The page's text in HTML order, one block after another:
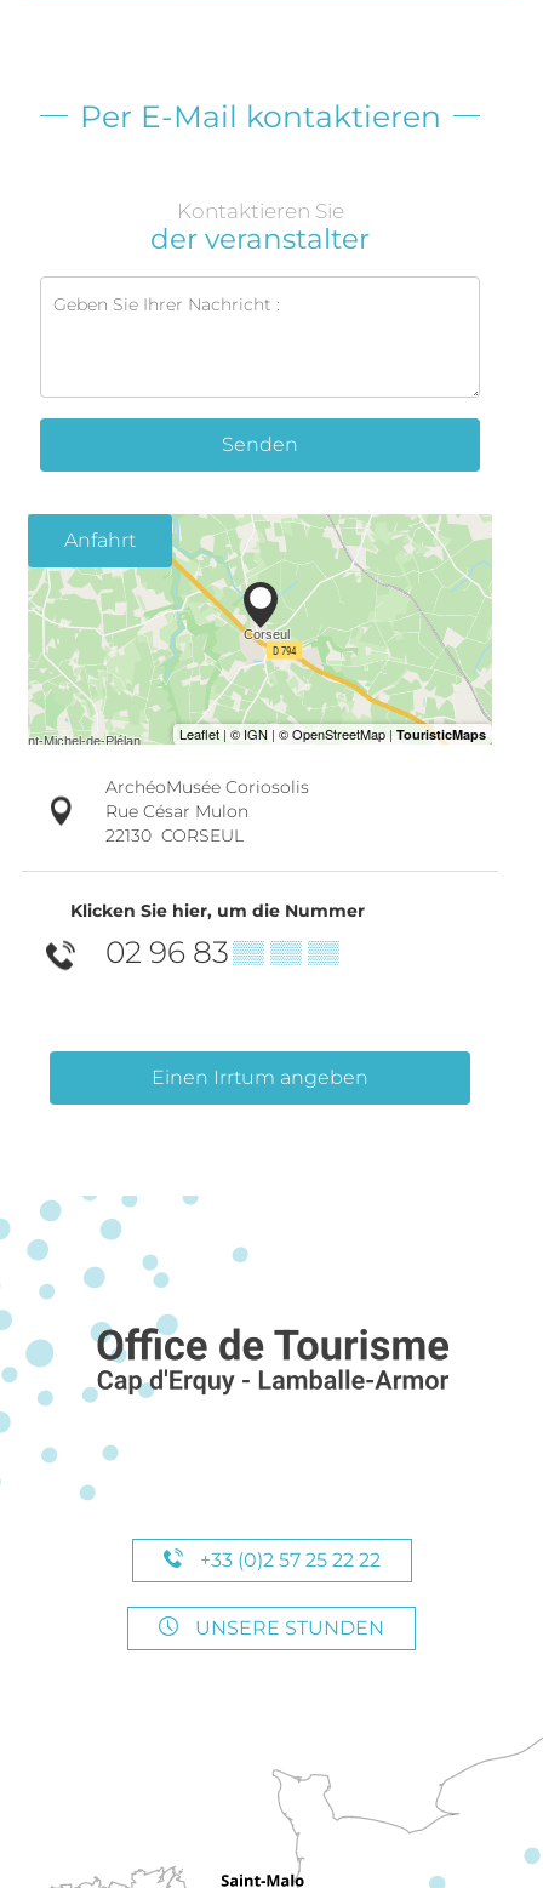
Per E-Mail kontaktieren
Kontaktieren Sie
der veranstalter
Senden
Anfahrt
ArchéoMusée Coriosolis
Rue César Mulon
22130 CORSEUL
Klicken Sie hier, um die Nummer
02 96 83▒▒ ▒▒ ▒▒
Einen Irrtum angeben
+33 (0)2 57 25 22 22
UNSERE STUNDEN